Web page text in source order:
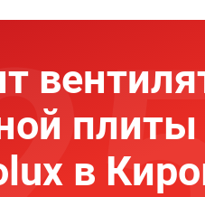
плиты
в